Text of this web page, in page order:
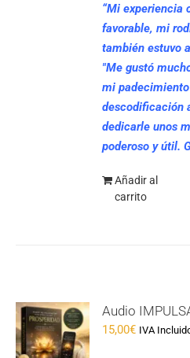
“Mi experiencia
favorable, mi
también estuvo
"Me gustó
mi
descodificación
dedicarle unos
poderoso y útil.
Añadir al
carrito
Audio
15,00€ IVA